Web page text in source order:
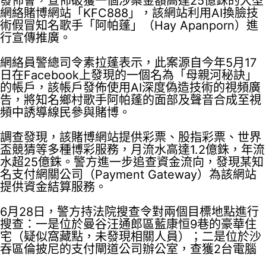
網絡賭博網站「KFC888」，該網站利用AI換臉技
術假冒知名歌手「阿帕蓬」（Hay Apanporn）進
行宣傳推廣。
網絡員警總司令素拉蓬表示，此案源自今年5月17
日在Facebook上發現的一個名為「母親河秘訣」
的帳戶，該帳戶發佈使用AI深度偽造技術的視頻廣
告，將知名鄉村歌手阿帕蓬的面部及聲音合成至視
頻中誘導線民參與賭博。
調查發現，該賭博網站提供彩票、股指彩票、世界
盃競猜等多種博彩服務，月流水高達1.2億銖，年流
水超25億銖。警方進一步追查資金流向，發現某知
名支付網關公司（Payment Gateway）為該網站
提供資金結算服務。
6月28日，警方持法院搜查令對兩個目標地點進行
搜查：一是位於曼谷汪通郎區藍康恒9巷的豪華住
宅（疑似窩藏點，未發現相關人員）；二是位於沙
吞區倫披尼的支付閘道公司辦公室，查獲2台電腦